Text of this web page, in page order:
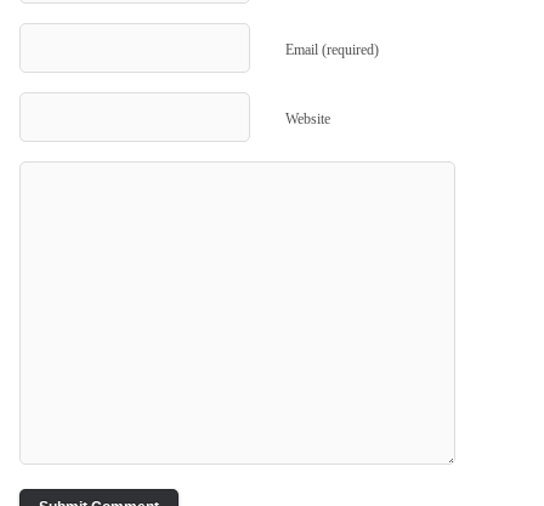
Email (required)
Website